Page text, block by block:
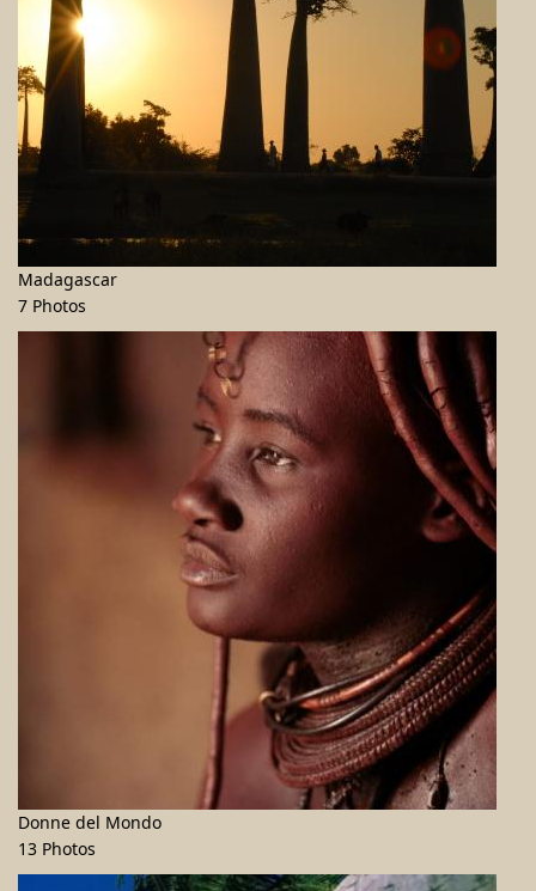
Madagascar
7 Photos
Donne del Mondo
13 Photos